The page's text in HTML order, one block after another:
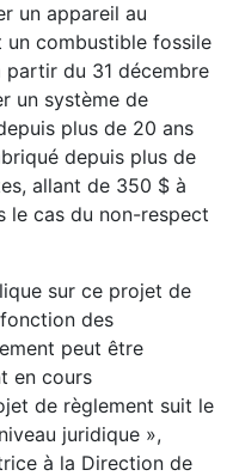
un appareil au
un combustible fossile
du 31 décembre
un système de
plus de 20 ans
depuis plus de
allant de 350 $ à
le cas du non-respect
sur ce projet de
des
peut être
en cours
de règlement suit le
juridique »,
à la Direction de